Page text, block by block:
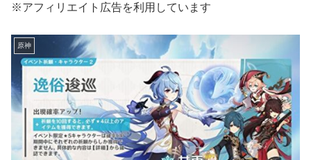
※アフィリエイト広告を利用しています
原神